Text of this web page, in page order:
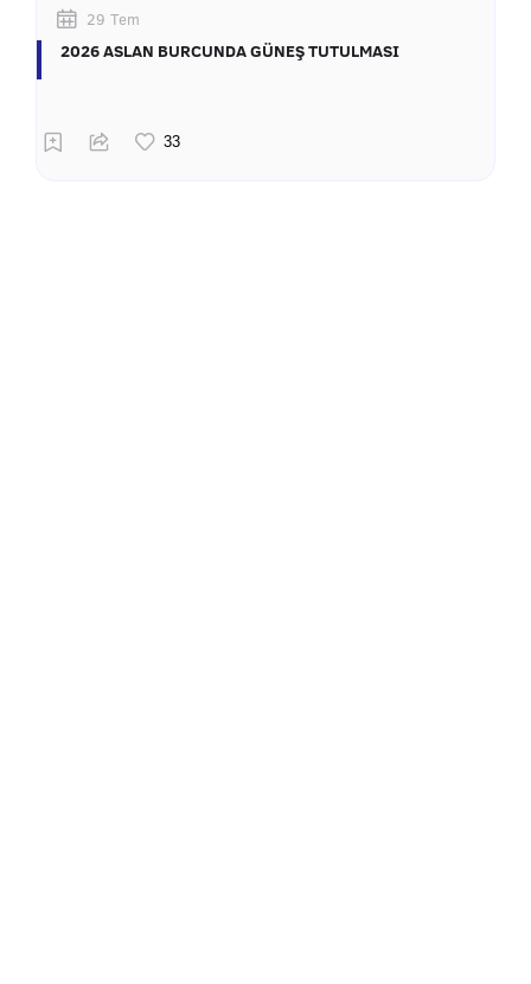
29 Tem
2026 ASLAN BURCUNDA GÜNEŞ TUTULMASI